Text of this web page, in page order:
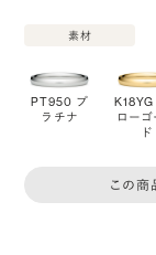
素材
PT950 プ
ラチナ
K18YG
ローゴ
ド
この商